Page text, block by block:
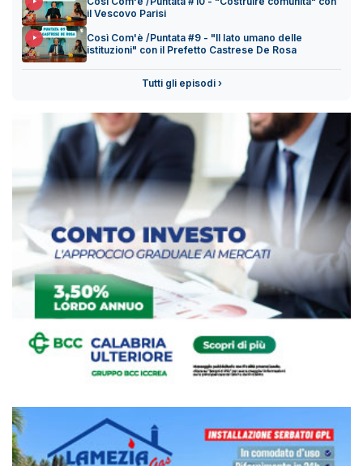
il Vescovo Parisi
Così Com'è /Puntata #9 - "Il lato umano delle
istituzioni" con il Prefetto Castrese De Rosa
Tutti gli episodi ›